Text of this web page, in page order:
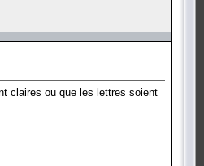
claires ou que les lettres soient